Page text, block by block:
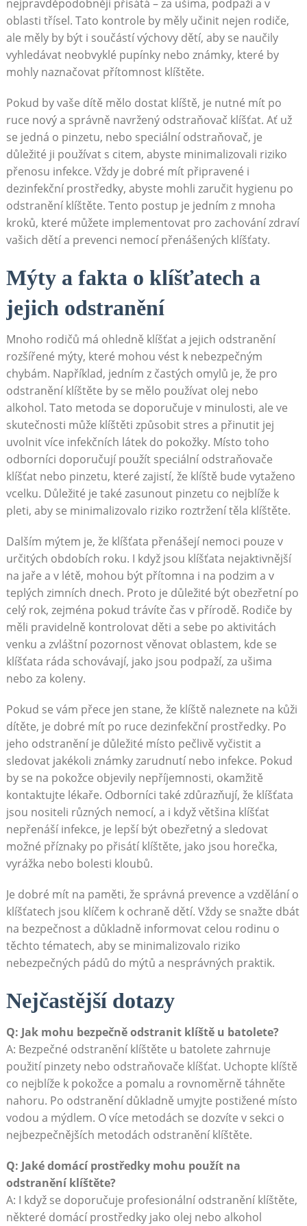
nejpravděpodobněji přisátá – za ušima, podpaží a v
oblasti třísel. Tato kontrole by měly učinit nejen rodiče,
ale měly by být i součástí výchovy dětí, aby se naučily
vyhledávat neobvyklé pupínky nebo známky, které by
mohly naznačovat přítomnost klíštěte.
Pokud by vaše dítě mělo dostat klíště, je nutné mít po
ruce nový a správně navržený odstraňovač klíšťat. Ať už
se jedná o pinzetu, nebo speciální odstraňovač, je
důležité ji používat s citem, abyste minimalizovali riziko
přenosu infekce. Vždy je dobré mít připravené i
dezinfekční prostředky, abyste mohli zaručit hygienu po
odstranění klíštěte. Tento postup je jedním z mnoha
kroků, které můžete implementovat pro zachování zdraví
vašich dětí a prevenci nemocí přenášených klíšťaty.
Mýty a fakta o klíšťatech a
jejich odstranění
Mnoho rodičů má ohledně klíšťat a jejich odstranění
rozšířené mýty, které mohou vést k nebezpečným
chybám. Například, jedním z častých omylů je, že pro
odstranění klíštěte by se mělo používat olej nebo
alkohol. Tato metoda se doporučuje v minulosti, ale ve
skutečnosti může klíštěti způsobit stres a přinutit jej
uvolnit více infekčních látek do pokožky. Místo toho
odborníci doporučují použít speciální odstraňovače
klíšťat nebo pinzetu, které zajistí, že klíště bude vytaženo
vcelku. Důležité je také zasunout pinzetu co nejblíže k
pleti, aby se minimalizovalo riziko roztržení těla klíštěte.
Dalším mýtem je, že klíšťata přenášejí nemoci pouze v
určitých obdobích roku. I když jsou klíšťata nejaktivnější
na jaře a v létě, mohou být přítomna i na podzim a v
teplých zimních dnech. Proto je důležité být obezřetní po
celý rok, zejména pokud trávíte čas v přírodě. Rodiče by
měli pravidelně kontrolovat děti a sebe po aktivitách
venku a zvláštní pozornost věnovat oblastem, kde se
klíšťata ráda schovávají, jako jsou podpaží, za ušima
nebo za koleny.
Pokud se vám přece jen stane, že klíště naleznete na kůži
dítěte, je dobré mít po ruce dezinfekční prostředky. Po
jeho odstranění je důležité místo pečlivě vyčistit a
sledovat jakékoli známky zarudnutí nebo infekce. Pokud
by se na pokožce objevily nepříjemnosti, okamžitě
kontaktujte lékaře. Odborníci také zdůrazňují, že klíšťata
jsou nositeli různých nemocí, a i když většina klíšťat
nepřenáší infekce, je lepší být obezřetný a sledovat
možné příznaky po přisátí klíštěte, jako jsou horečka,
vyrážka nebo bolesti kloubů.
Je dobré mít na paměti, že správná prevence a vzdělání o
klíšťatech jsou klíčem k ochraně dětí. Vždy se snažte dbát
na bezpečnost a důkladně informovat celou rodinu o
těchto tématech, aby se minimalizovalo riziko
nebezpečných pádů do mýtů a nesprávných praktik.
Nejčastější dotazy
Q: Jak mohu bezpečně odstranit klíště u batolete?
A: Bezpečné odstranění klíštěte u batolete zahrnuje
použití pinzety nebo odstraňovače klíšťat. Uchopte klíště
co nejblíže k pokožce a pomalu a rovnoměrně táhněte
nahoru. Po odstranění důkladně umyjte postižené místo
vodou a mýdlem. O více metodách se dozvíte v sekci o
nejbezpečnějších metodách odstranění klíštěte.
Q: Jaké domácí prostředky mohu použít na
odstranění klíštěte?
A: I když se doporučuje profesionální odstranění klíštěte,
některé domácí prostředky jako olej nebo alkohol